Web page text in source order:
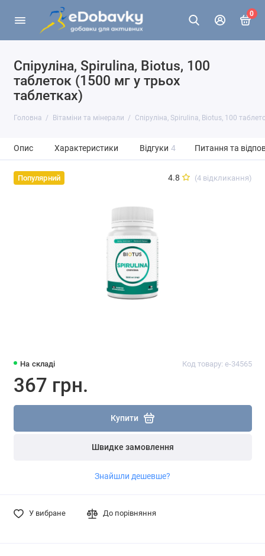
0
Спіруліна, Spirulina, Biotus, 100
таблеток (1500 мг у трьох
таблетках)
Головна Вітаміни та мінерали Спіруліна, Spirulina, Biotus, 100
Опис Характеристики Відгуки 4 Питання та
Популярний 4.8 (4 відкликання)
На складі Код товару: e-34565
367 грн.
Купити
Швидке замовлення
Знайшли дешевше?
У вибране До порівняння